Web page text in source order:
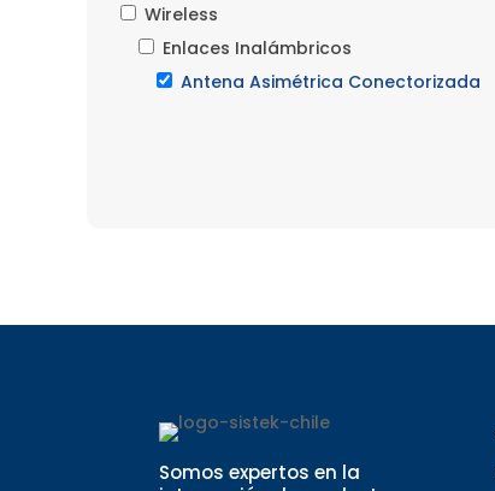
Wireless
Enlaces Inalámbricos
Antena Asimétrica Conectorizada
Somos expertos en la